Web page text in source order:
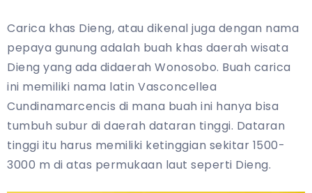
Carica khas Dieng, atau dikenal juga dengan nama
pepaya gunung adalah buah khas daerah wisata
Dieng yang ada didaerah Wonosobo. Buah carica
ini memiliki nama latin Vasconcellea
Cundinamarcencis di mana buah ini hanya bisa
tumbuh subur di daerah dataran tinggi. Dataran
tinggi itu harus memiliki ketinggian sekitar 1500-
3000 m di atas permukaan laut seperti Dieng.